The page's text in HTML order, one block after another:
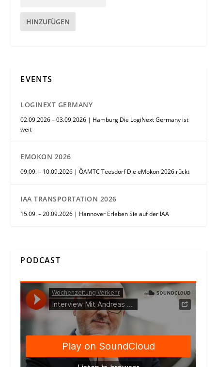
HINZUFÜGEN
EVENTS
LOGINEXT GERMANY
02.09.2026 – 03.09.2026 | Hamburg Die LogiNext Germany ist
weit
EMOKON 2026
09.09. – 10.09.2026 | ÖAMTC Teesdorf Die eMokon 2026 rückt
IAA TRANSPORTATION 2026
15.09. – 20.09.2026 | Hannover Erleben Sie auf der IAA
PODCAST